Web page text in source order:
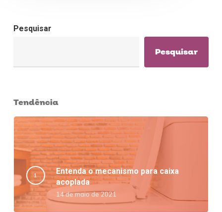
Pesquisar
Pesquisar
Tendência
Entenda o mecanismo para caixa
acoplada
14 de maio de 2021